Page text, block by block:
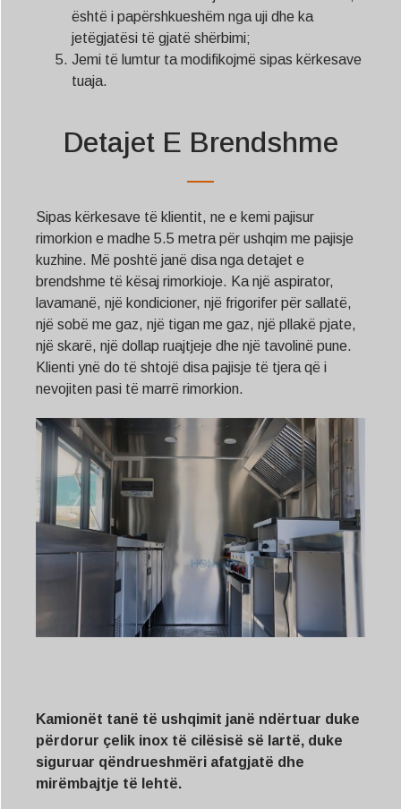
është i papërshkueshëm nga uji dhe ka
jetëgjatësi të gjatë shërbimi;
Jemi të lumtur ta modifikojmë sipas kërkesave
tuaja.
Detajet E Brendshme
Sipas kërkesave të klientit, ne e kemi pajisur
rimorkion e madhe 5.5 metra për ushqim me pajisje
kuzhine. Më poshtë janë disa nga detajet e
brendshme të kësaj rimorkioje. Ka një aspirator,
lavamanë, një kondicioner, një frigorifer për sallatë,
një sobë me gaz, një tigan me gaz, një pllakë pjate,
një skarë, një dollap ruajtjeje dhe një tavolinë pune.
Klienti ynë do të shtojë disa pajisje të tjera që i
nevojiten pasi të marrë rimorkion.
Kamionët tanë të ushqimit janë ndërtuar duke
përdorur çelik inox të cilësisë së lartë, duke
siguruar qëndrueshmëri afatgjatë dhe
mirëmbajtje të lehtë.